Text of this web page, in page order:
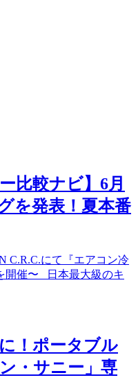
比較ナビ】6月
を発表！夏本番
C.R.C.にて『エアコン冷
開催〜 日本最大級のキ
！ポータブル
・サニー」専